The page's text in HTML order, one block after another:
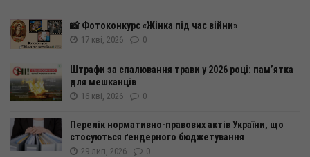
📸 Фотоконкурс «Жінка під час війни»
17 кві, 2026 0
Штрафи за спалювання трави у 2026 році: пам’ятка
для мешканців
16 кві, 2026 0
Перелік нормативно-правових актів України, що
стосуються ґендерного бюджетування
29 лип, 2026 0